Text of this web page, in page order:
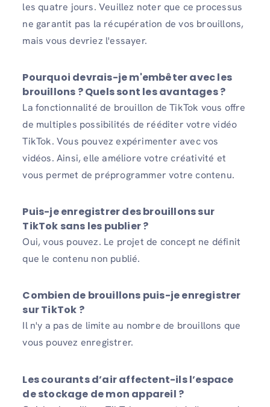
les quatre jours. Veuillez noter que ce processus
ne garantit pas la récupération de vos brouillons,
mais vous devriez l'essayer.
Pourquoi devrais-je m'embêter avec les
brouillons ? Quels sont les avantages ?
La fonctionnalité de brouillon de TikTok vous offre
de multiples possibilités de rééditer votre vidéo
TikTok. Vous pouvez expérimenter avec vos
vidéos. Ainsi, elle améliore votre créativité et
vous permet de préprogrammer votre contenu.
Puis-je enregistrer des brouillons sur
TikTok sans les publier ?
Oui, vous pouvez. Le projet de concept ne définit
que le contenu non publié.
Combien de brouillons puis-je enregistrer
sur TikTok ?
Il n'y a pas de limite au nombre de brouillons que
vous pouvez enregistrer.
Les courants d’air affectent-ils l’espace
de stockage de mon appareil ?